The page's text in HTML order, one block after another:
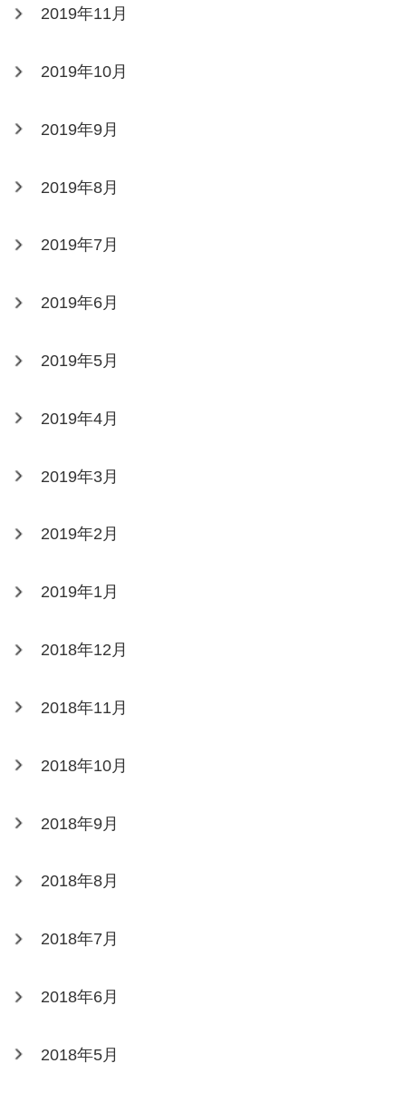
2019年11月
2019年10月
2019年9月
2019年8月
2019年7月
2019年6月
2019年5月
2019年4月
2019年3月
2019年2月
2019年1月
2018年12月
2018年11月
2018年10月
2018年9月
2018年8月
2018年7月
2018年6月
2018年5月